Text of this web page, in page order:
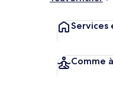
Services
Comme